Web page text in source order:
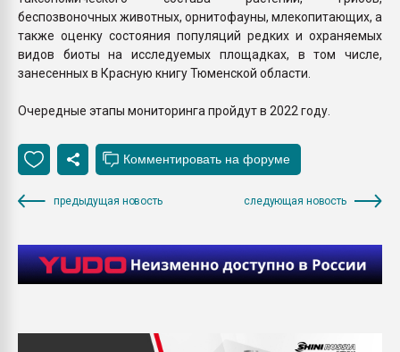
беспозвоночных животных, орнитофауны, млекопитающих, а
также оценку состояния популяций редких и охраняемых
видов биоты на исследуемых площадках, в том числе,
занесенных в Красную книгу Тюменской области.
Очередные этапы мониторинга пройдут в 2022 году.
предыдущая новость следующая новость